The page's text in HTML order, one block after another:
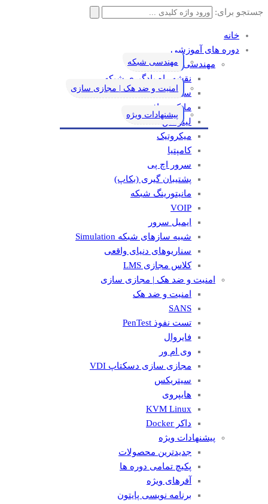
جستجو برای:
خانه
دوره های آموزشی
مهندسی شبکه
نقشه راه یادگیری شبکه
سیسکو
مایکروسافت
لینوکس
میکروتیک
کامپتیا
سرور اچ پی
پشتیبان گیری (بکاپ)
مانيتورينگ شبکه
VOIP
ایمیل سرور
شبیه سازهای شبکه Simulation
سناریوهای دنیای واقعی
کلاس مجازی LMS
امنیت و ضد هک | مجازی سازی
امنیت و ضد هک
SANS
تست نفوذ PenTest
فایروال
وی ام ور
مجازی سازی دسکتاپ VDI
سیتریکس
هایپروی
KVM Linux
داکر Docker
پیشنهادات ویژه
جدیدترین محصولات
پکیچ تمامی دوره ها
آفرهای ویژه
برنامه نویسی پایتون
مهندسی شبکه
امنیت و ضد هک | مجازی سازی
پیشنهادات ویژه